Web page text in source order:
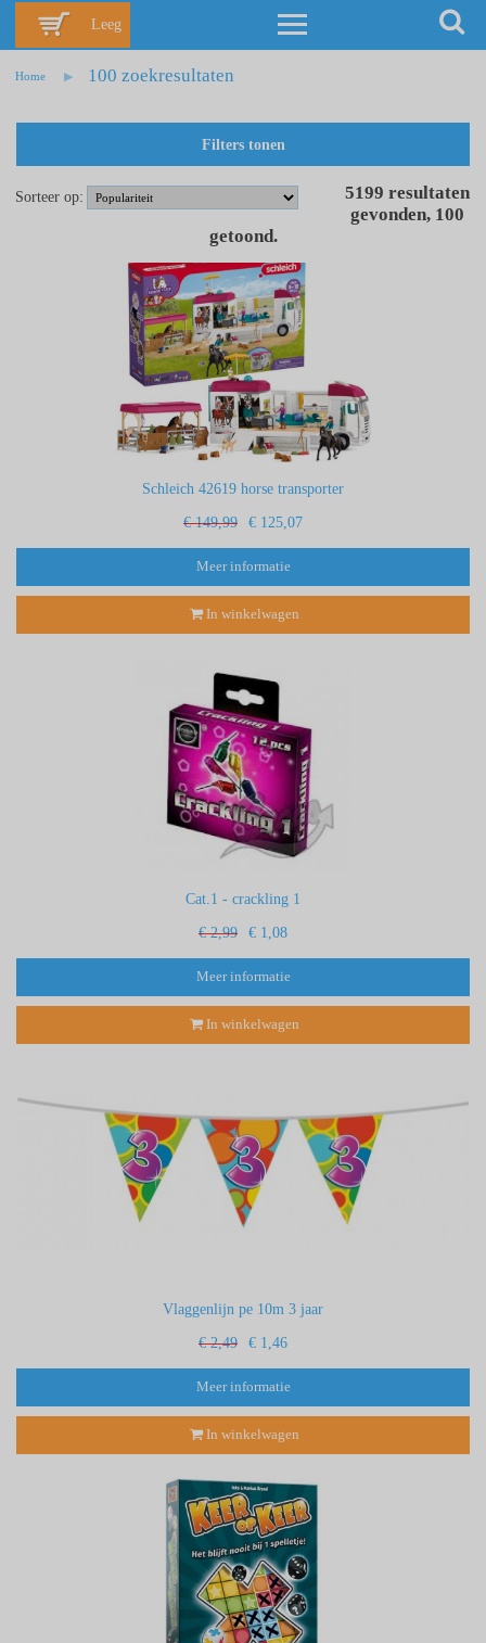
Leeg
Home 100 zoekresultaten
Filters tonen
Sorteer op: 5199 resultaten
gevonden, 100
getoond.
Schleich 42619 horse transporter
€ 149,99 € 125,07
Meer informatie
In winkelwagen
Cat.1 - crackling 1
€ 2,99 € 1,08
Meer informatie
In winkelwagen
Vlaggenlijn pe 10m 3 jaar
€ 2,49 € 1,46
Meer informatie
In winkelwagen